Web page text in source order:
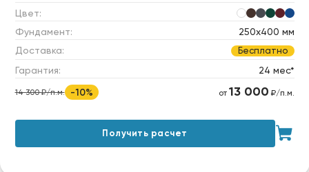
Цвет:
Фундамент:
250х400 мм
Доставка:
Бесплатно
Гарантия: 24 мес*
14 300 ₽/п.м. -10% от 13 000 ₽/п.м.
Получить расчет